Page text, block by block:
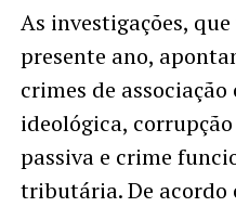
As investigações,
presente ano,
crimes de
ideológica,
passiva e crime
tributária. De acordo